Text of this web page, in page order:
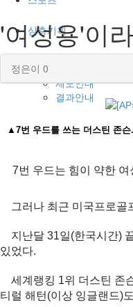
심층기획
제도안내
결과안내
'여성용'이
정은이 0
▲7번 우드를 쓰는 더스틴 존슨.
7번 우드는 힘이 약한
그러나 최근 미국프로골
지난달 31일(한국시간)
있었다.
세계랭킹 1위 더스틴 존
티럴 해턴(이상 잉글랜드)